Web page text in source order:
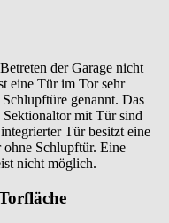
der Garage nicht
eine Tür im Tor sehr
genannt. Das
mit Tür sind
Tür besitzt eine
ohne Schlupftür. Eine
nicht möglich.